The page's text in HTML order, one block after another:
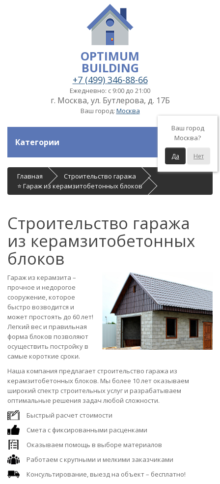
OPTIMUM
BUILDING
+7 (499) 346-88-66
Ежедневно: с 9:00 до 21:00
г. Москва, ул. Бутлерова, д. 17Б
Ваш город: Москва
Ваш город
Москва?
Да Нет
Категории
Главная
Строительство гаража
⭐ Гараж из керамзитобетонных блоков
Строительство гаража
из керамзитобетонных
блоков
Гараж из керамзита –
прочное и недорогое
сооружение, которое
быстро возводится и
может простоять до 60 лет!
Легкий вес и правильная
форма блоков позволяют
осуществить постройку в
самые короткие сроки.
Наша компания предлагает строительство гаража из
керамзитобетонных блоков. Мы более 10 лет оказываем
широкий спектр строительных услуг и разрабатываем
оптимальные решения задач любой сложности.
Быстрый расчет стоимости
Смета с фиксированными расценками
Оказываем помощь в выборе материалов
Работаем с крупными и мелкими заказчиками
Консультирование, выезд на объект – бесплатно!